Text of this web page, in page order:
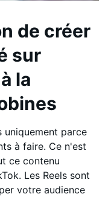
de créer
sur
la
uniquement parce
à faire. Ce n'est
ce contenu
Les Reels sont
votre audience